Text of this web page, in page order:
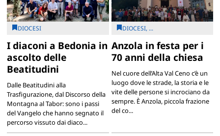
DIOCESI
I diaconi a Bedonia in
ascolto delle
Beatitudini
Dalle Beatitudini alla
Trasfigurazione, dal Discorso della
Montagna al Tabor: sono i passi
del Vangelo che hanno segnato il
percorso vissuto dai diaco...
DIOCESI, ...
Anzola in festa per i
70 anni della chiesa
Nel cuore dell’Alta Val Ceno c’è un
luogo dove le strade, la storia e le
vite delle persone si incrociano da
sempre. È Anzola, piccola frazione
del co...